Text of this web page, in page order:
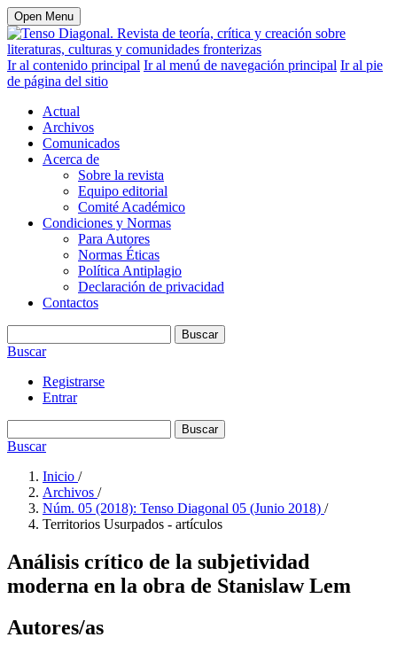
Open Menu
Ir al contenido principal Ir al menú de navegación principal Ir al pie
de página del sitio
Actual
Archivos
Comunicados
Acerca de
Sobre la revista
Equipo editorial
Comité Académico
Condiciones y Normas
Para Autores
Normas Éticas
Política Antiplagio
Declaración de privacidad
Contactos
Buscar
Buscar
Registrarse
Entrar
Buscar
Buscar
Inicio /
Archivos /
Núm. 05 (2018): Tenso Diagonal 05 (Junio 2018) /
Territorios Usurpados - artículos
Análisis crítico de la subjetividad
moderna en la obra de Stanislaw Lem
Autores/as